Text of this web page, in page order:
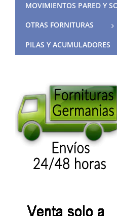
MOVIMIENTOS PARED Y
OTRAS FORNITURAS
PILAS Y ACUMULADORES